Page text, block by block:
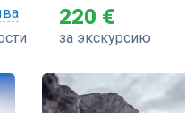
220 €
за экскурсию